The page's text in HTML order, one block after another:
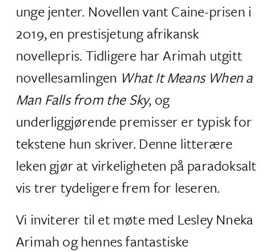
unge jenter. Novellen vant Caine-prisen i
2019, en prestisjetung afrikansk
novellepris. Tidligere har Arimah utgitt
novellesamlingen What It Means When a
Man Falls from the Sky, og
underliggjørende premisser er typisk for
tekstene hun skriver. Denne litterære
leken gjør at virkeligheten på paradoksalt
vis trer tydeligere frem for leseren.
Vi inviterer til et møte med Lesley Nneka
Arimah og hennes fantastiske